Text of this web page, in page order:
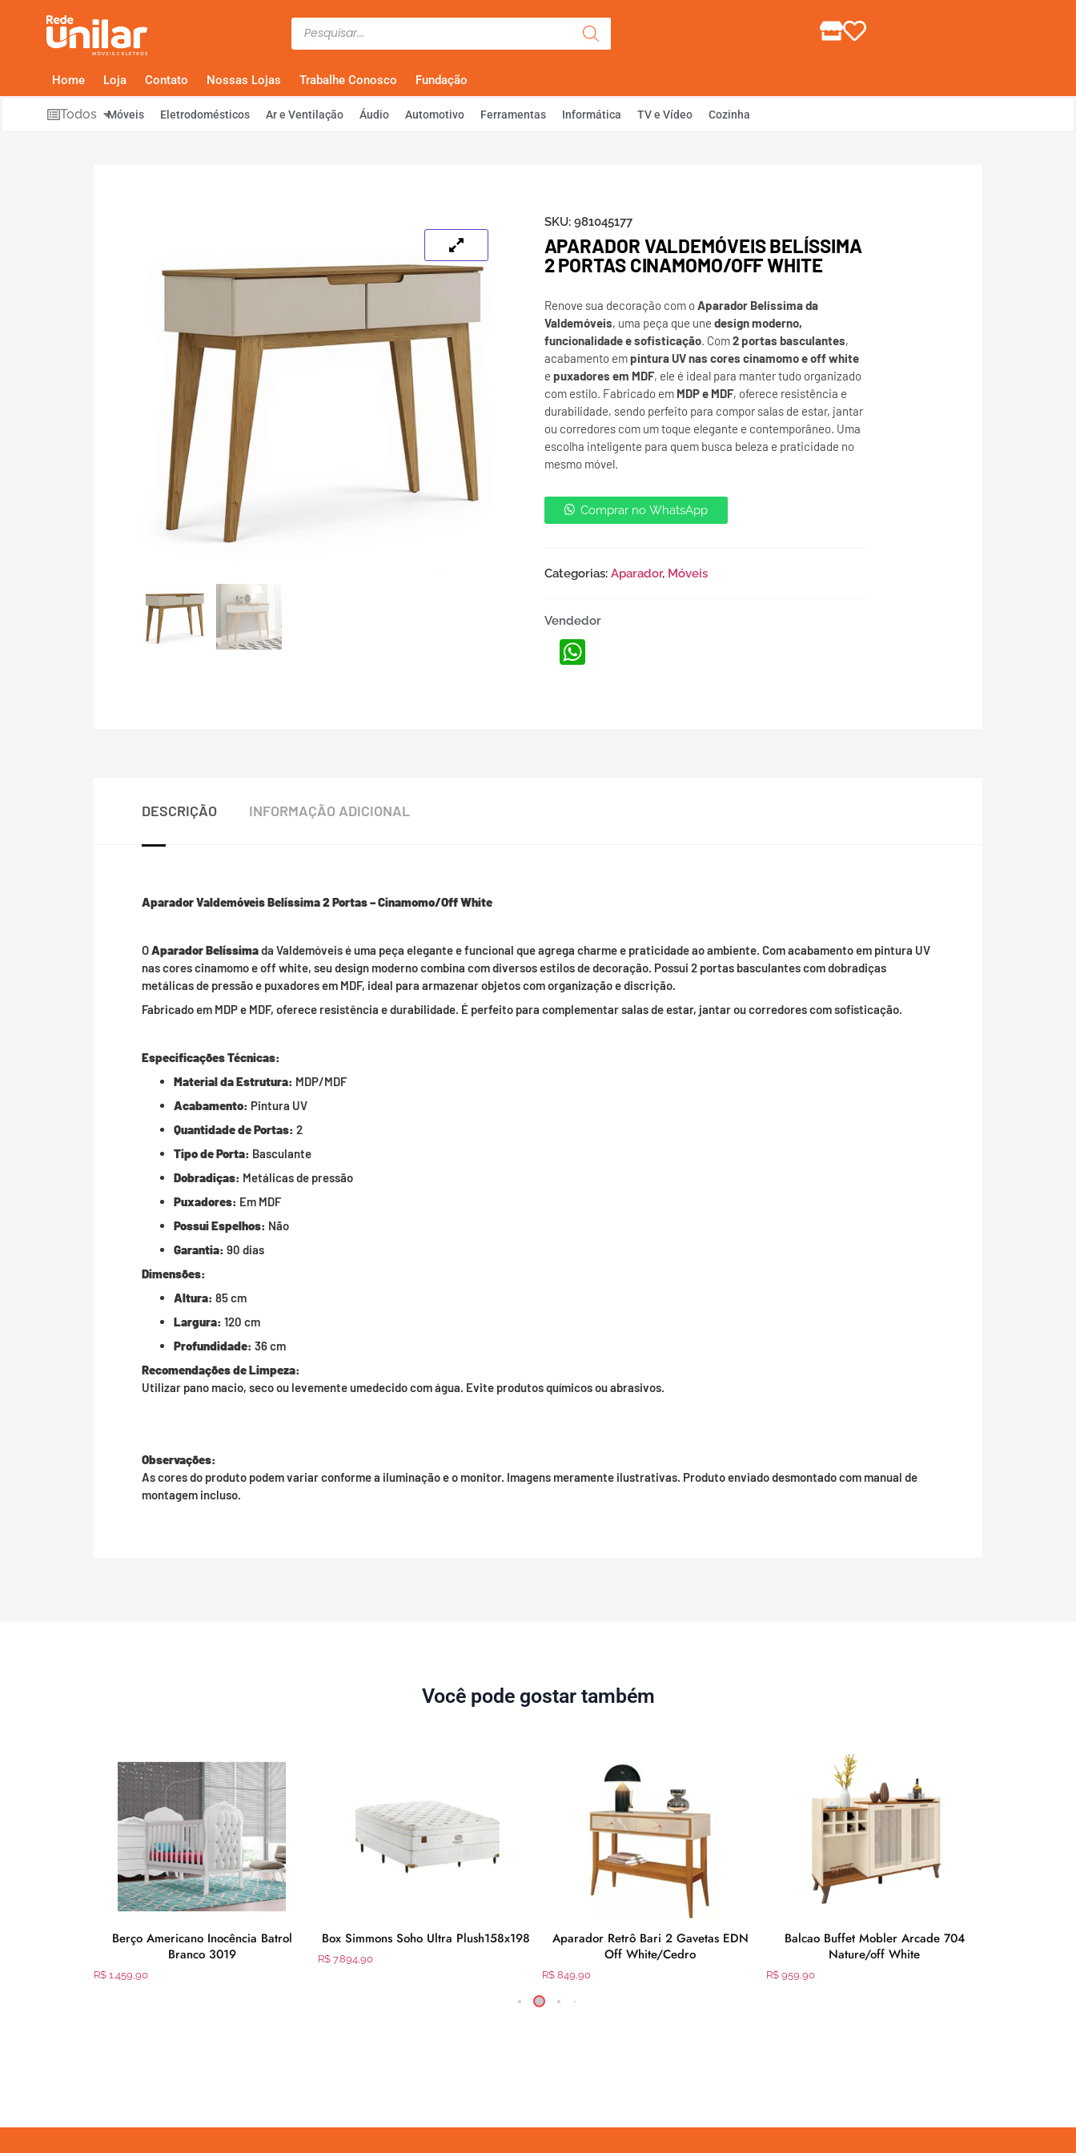
Olá, Faça Login ou Cadastre-se
Home Loja Contato Nossas Lojas Trabalhe Conosco Fundação
Todos Móveis Eletrodomésticos Ar e Ventilação Áudio Automotivo Ferramentas Informática TV e Vídeo Cozinha
SKU: 981045177
APARADOR VALDEMÓVEIS BELÍSSIMA
2 PORTAS CINAMOMO/OFF WHITE
Renove sua decoração com oAparador Belíssima da
Valdemóveis, uma peça que une design moderno,
funcionalidade e sofisticação. Com2 portas basculantes,
acabamento empintura UV nas cores cinamomo e off white
e puxadores em MDF, ele é ideal para manter tudo organizado
com estilo. Fabricado em MDP e MDF, oferece resistência e
durabilidade, sendo perfeito para compor salas de estar, jantar
ou corredores com um toque elegante e contemporâneo. Uma
escolha inteligente para quem busca beleza e praticidade no
mesmo móvel.
Comprar no WhatsApp
Categorias: Aparador, Móveis
Vendedor
WhatsApp
DESCRIÇÃO INFORMAÇÃO ADICIONAL
Aparador Valdemóveis Belíssima 2 Portas – Cinamomo/Off White
OAparador Belíssimada Valdemóveis é uma peça elegante e funcional que agrega charme e praticidade ao ambiente. Com acabamento em pintura UV
nas cores cinamomo e off white, seu design moderno combina com diversos estilos de decoração. Possui 2 portas basculantes com dobradiças
metálicas de pressão e puxadores em MDF, ideal para armazenar objetos com organização e discrição.
Fabricado em MDP e MDF, oferece resistência e durabilidade. É perfeito para complementar salas de estar, jantar ou corredores com sofisticação.
Especificações Técnicas:
Material da Estrutura: MDP/MDF
Acabamento: Pintura UV
Quantidade de Portas: 2
Tipo de Porta: Basculante
Dobradiças: Metálicas de pressão
Puxadores: Em MDF
Possui Espelhos: Não
Garantia: 90 dias
Dimensões:
Altura: 85 cm
Largura: 120 cm
Profundidade: 36 cm
Recomendações de Limpeza:
Utilizar pano macio, seco ou levemente umedecido com água. Evite produtos químicos ou abrasivos.
Observações:
As cores do produto podem variar conforme a iluminação e o monitor. Imagens meramente ilustrativas. Produto enviado desmontado com manual de
montagem incluso.
Você pode gostar também
Berço Americano Inocência Batrol
Branco 3019
R$ 1.459,90
Box Simmons Soho Ultra Plush158x198
R$ 7.894,90
Aparador Retrô Bari 2 Gavetas EDN
Off White/Cedro
R$ 849,90
Balcao Buffet Mobler Arcade 704
Nature/off White
R$ 959,90